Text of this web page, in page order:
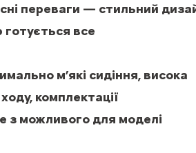
переваги — стильний
готується все
м’які сидіння, висока
комплектації
можливого для моделі